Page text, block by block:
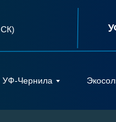
УФ-Чернила